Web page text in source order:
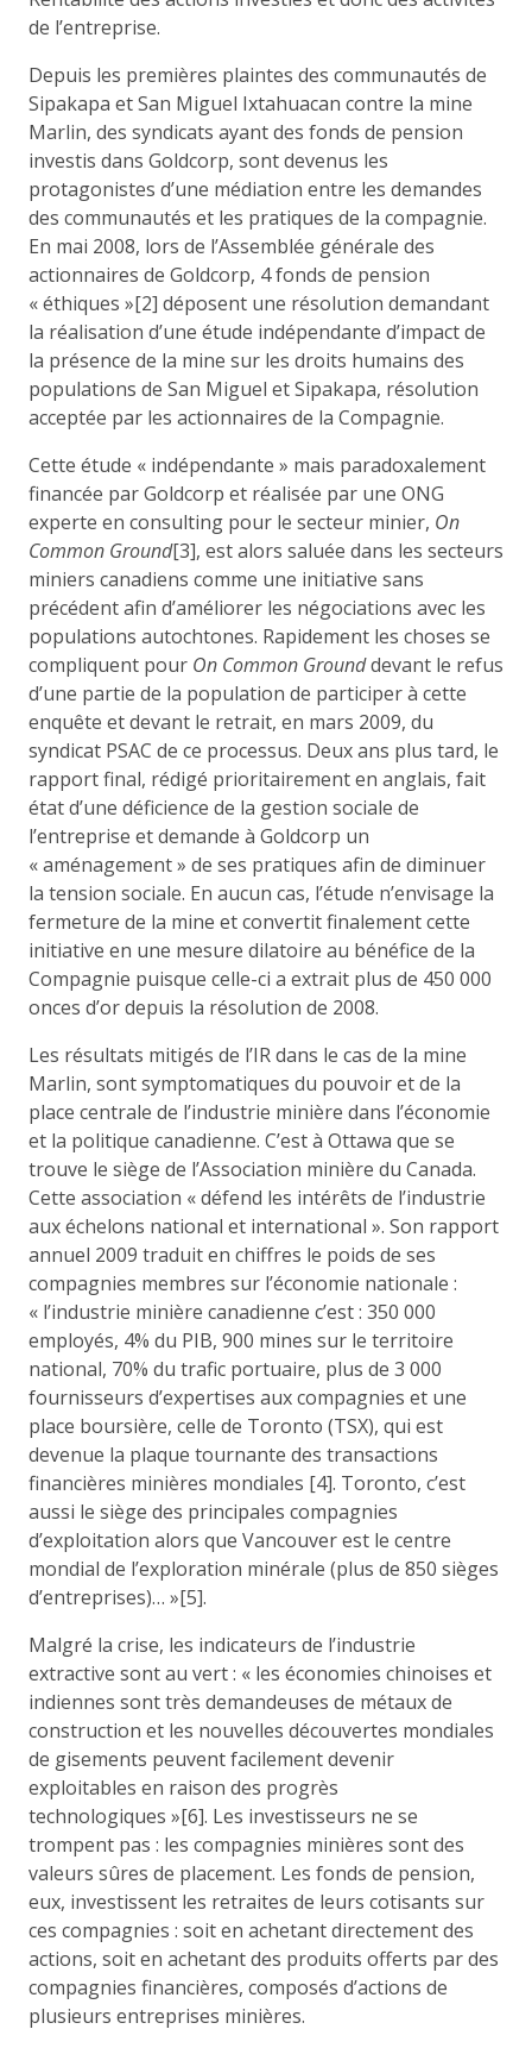
de l’entreprise.
Depuis les premières plaintes des communautés de
Sipakapa et San Miguel Ixtahuacan contre la mine
Marlin, des syndicats ayant des fonds de pension
investis dans Goldcorp, sont devenus les
protagonistes d’une médiation entre les demandes
des communautés et les pratiques de la compagnie.
En mai 2008, lors de l’Assemblée générale des
actionnaires de Goldcorp, 4 fonds de pension
« éthiques »[2] déposent une résolution demandant
la réalisation d’une étude indépendante d’impact de
la présence de la mine sur les droits humains des
populations de San Miguel et Sipakapa, résolution
acceptée par les actionnaires de la Compagnie.
Cette étude « indépendante » mais paradoxalement
financée par Goldcorp et réalisée par une ONG
experte en consulting pour le secteur minier, On
Common Ground[3], est alors saluée dans les secteurs
miniers canadiens comme une initiative sans
précédent afin d’améliorer les négociations avec les
populations autochtones. Rapidement les choses se
compliquent pour On Common Grounddevant le refus
d’une partie de la population de participer à cette
enquête et devant le retrait, en mars 2009, du
syndicat PSAC de ce processus. Deux ans plus tard, le
rapport final, rédigé prioritairement en anglais, fait
état d’une déficience de la gestion sociale de
l’entreprise et demande à Goldcorp un
« aménagement » de ses pratiques afin de diminuer
la tension sociale. En aucun cas, l’étude n’envisage la
fermeture de la mine et convertit finalement cette
initiative en une mesure dilatoire au bénéfice de la
Compagnie puisque celle-ci a extrait plus de 450 000
onces d’or depuis la résolution de 2008.
Les résultats mitigés de l’IR dans le cas de la mine
Marlin, sont symptomatiques du pouvoir et de la
place centrale de l’industrie minière dans l’économie
et la politique canadienne. C’est à Ottawa que se
trouve le siège de l’Association minière du Canada.
Cette association « défend les intérêts de l’industrie
aux échelons national et international ». Son rapport
annuel 2009 traduit en chiffres le poids de ses
compagnies membres sur l’économie nationale :
« l’industrie minière canadienne c’est : 350 000
employés, 4% du PIB, 900 mines sur le territoire
national, 70% du trafic portuaire, plus de 3 000
fournisseurs d’expertises aux compagnies et une
place boursière, celle de Toronto (TSX), qui est
devenue la plaque tournante des transactions
financières minières mondiales [4]. Toronto, c’est
aussi le siège des principales compagnies
d’exploitation alors que Vancouver est le centre
mondial de l’exploration minérale (plus de 850 sièges
d’entreprises)… »[5].
Malgré la crise, les indicateurs de l’industrie
extractive sont au vert : « les économies chinoises et
indiennes sont très demandeuses de métaux de
construction et les nouvelles découvertes mondiales
de gisements peuvent facilement devenir
exploitables en raison des progrès
technologiques »[6]. Les investisseurs ne se
trompent pas : les compagnies minières sont des
valeurs sûres de placement. Les fonds de pension,
eux, investissent les retraites de leurs cotisants sur
ces compagnies : soit en achetant directement des
actions, soit en achetant des produits offerts par des
compagnies financières, composés d’actions de
plusieurs entreprises minières.